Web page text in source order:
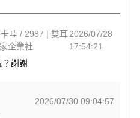
哇 / 2987 | 雙耳
企業社
2026/07/28
17:54:21
？謝謝
2026/07/30 09:04:57